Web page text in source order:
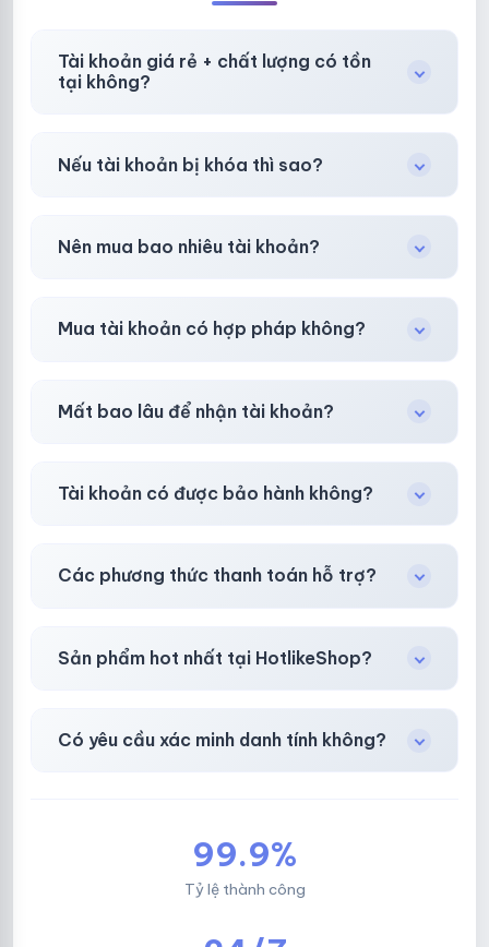
Tài khoản giá rẻ + chất lượng có tồn
tại không?
ưu tiên chất lượng, bảo hành hơn là giá rẻ nhất.
Nếu tài khoản bị khóa thì sao?
trợ đổi mới hoặc hoàn 100%.
Nên mua bao nhiêu tài khoản?
phòng.
Mua tài khoản có hợp pháp không?
ràng trước khi bạn mua.
Mất bao lâu để nhận tài khoản?
toán thành công.
Tài khoản có được bảo hành không?
sách công khai.
Các phương thức thanh toán hỗ trợ?
các ví điện tử phổ biến.
Sản phẩm hot nhất tại HotlikeShop?
Có yêu cầu xác minh danh tính không?
99.9%
Tỷ lệ thành công